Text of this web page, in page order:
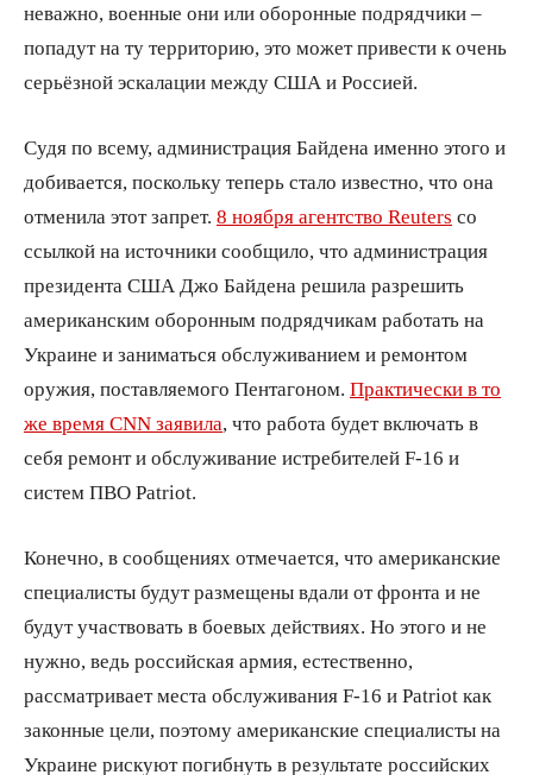
неважно, военные они или оборонные подрядчики –
попадут на ту территорию, это может привести к очень
серьёзной эскалации между США и Россией.
Судя по всему, администрация Байдена именно этого и
добивается, поскольку теперь стало известно, что она
отменила этот запрет. 8 ноября агентство Reuters со
ссылкой на источники сообщило, что администрация
президента США Джо Байдена решила разрешить
американским оборонным подрядчикам работать на
Украине и заниматься обслуживанием и ремонтом
оружия, поставляемого Пентагоном. Практически в то
же время CNN заявила , что работа будет включать в
себя ремонт и обслуживание истребителей F-16 и
систем ПВО Patriot.
Конечно, в сообщениях отмечается, что американские
специалисты будут размещены вдали от фронта и не
будут участвовать в боевых действиях. Но этого и не
нужно, ведь российская армия, естественно,
рассматривает места обслуживания F-16 и Patriot как
законные цели, поэтому американские специалисты на
Украине рискуют погибнуть в результате российских